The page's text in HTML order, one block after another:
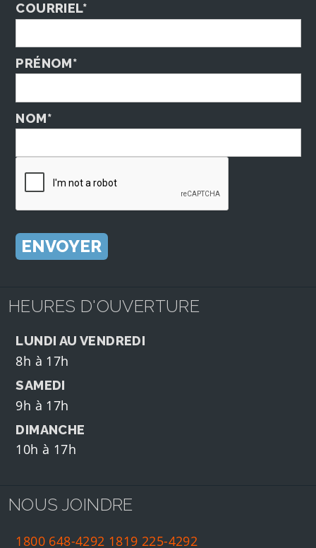
COURRIEL*
PRÉNOM*
NOM*
HEURES D'OUVERTURE
LUNDI AU VENDREDI
8h à 17h
SAMEDI
9h à 17h
DIMANCHE
10h à 17h
NOUS JOINDRE
1800 648-4292 1819 225-4292